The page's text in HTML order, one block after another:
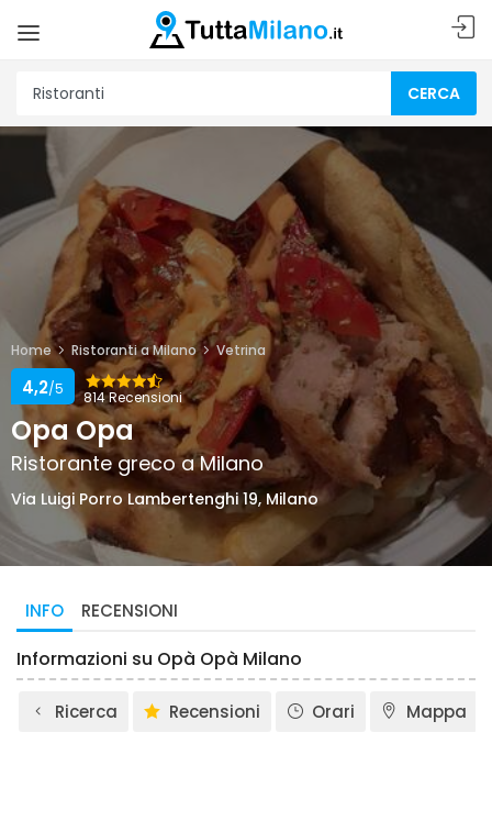
CERCA
Home Ristoranti a Milano Vetrina
814 Recensioni
4,2/5
Opa Opa
Ristorante greco a Milano
Via Luigi Porro Lambertenghi 19, Milano
INFO RECENSIONI
Informazioni su Opà Opà Milano
Ricerca Recensioni Orari Mappa